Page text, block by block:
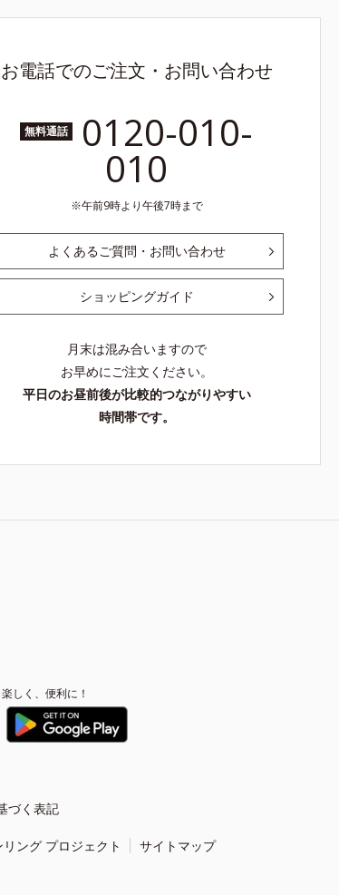
お電話でのご注文・お問い合わせ
無料通話 0120-010-
010
午前9時より午後7時まで
よくあるご質問・お問い合わせ
ショッピングガイド
月末は混み合いますので
お早めにご注文ください。
平日のお昼前後が比較的つながりやすい
時間帯です。
しく、便利に！
づく表記
ング プロジェクト サイトマップ